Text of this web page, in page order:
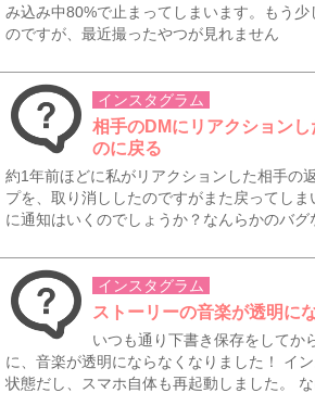
み込み中80%で止まってしまいます。もう少
のですが、最近撮ったやつが見れません
インスタグラム
相手のDMにリアクション
のに戻る
約1年前ほどに私がリアクションした相手の
プを、取り消ししたのですがまた戻ってし
に通知はいくのでしょうか？なんらかのバグ
インスタグラム
ストーリーの音楽が透明に
いつも通り下書き保存をしてか
に、音楽が透明にならなくなりました！ イ
状態だし、スマホ自体も再起動しました。